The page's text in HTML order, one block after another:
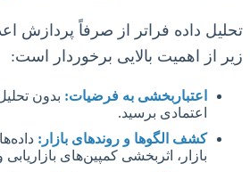
تحلیل داده فراتر از صرفاً پردازش
زیر از اهمیت بالایی برخوردار است:
اعتباربخشی به فرضیات: بدون
اعتمادی برسید.
کشف الگوها و روندهای بازار:
بازار، اثربخشی کمپین‌های